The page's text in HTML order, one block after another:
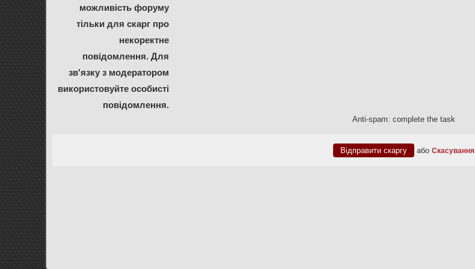
можливість форуму
тільки для скарг про
некоректне
повідомлення. Для
зв'язку з модератором
використовуйте особисті
повідомлення.
Anti-spam: complete the task
абоСкасування